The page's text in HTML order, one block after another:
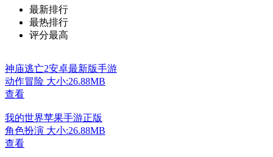
最新排行
最热排行
评分最高
神庙逃亡2安卓最新版手游
动作冒险 大小:26.88MB
查看
我的世界苹果手游正版
角色扮演 大小:26.88MB
查看